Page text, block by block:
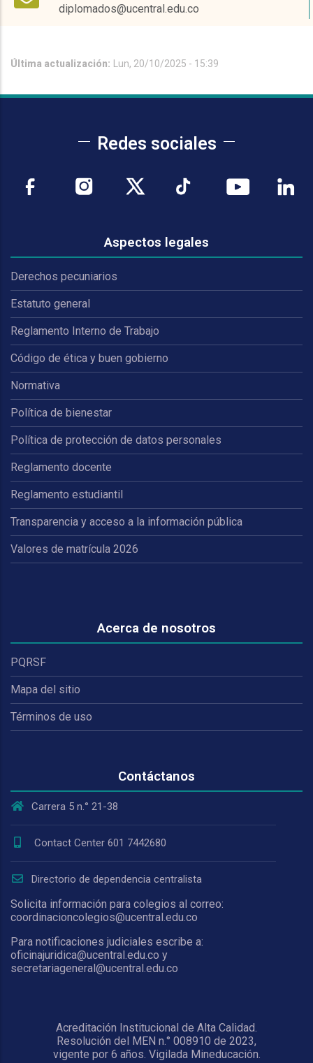
diplomados@ucentral.edu.co
Última actualización: Lun, 20/10/2025 - 15:39
Redes sociales
Aspectos legales
Derechos pecuniarios
Estatuto general
Reglamento Interno de Trabajo
Código de ética y buen gobierno
Normativa
Política de bienestar
Política de protección de datos personales
Reglamento docente
Reglamento estudiantil
Transparencia y acceso a la información pública
Valores de matrícula 2026
Acerca de nosotros
PQRSF
Mapa del sitio
Términos de uso
Contáctanos
Carrera 5 n.° 21-38
Contact Center 601 7442680
Directorio de dependencia centralista
Solicita información para colegios al correo:
coordinacioncolegios@ucentral.edu.co
Para notificaciones judiciales escribe a:
oficinajuridica@ucentral.edu.co y
secretariageneral@ucentral.edu.co
Acreditación Institucional de Alta Calidad.
Resolución del MEN n.° 008910 de 2023,
vigente por 6 años. Vigilada Mineducación.